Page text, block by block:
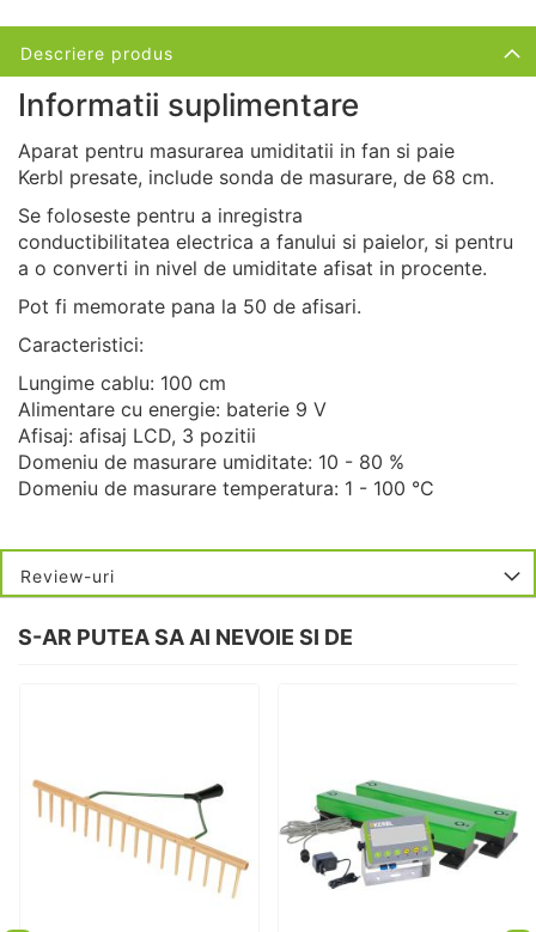
Descriere produs
Informatii suplimentare
Aparat pentru masurarea umiditatii in fan si paie
Kerbl presate, include sonda de masurare, de 68 cm.
Se foloseste pentru a inregistra
conductibilitatea electrica a fanului si paielor, si pentru
a o converti in nivel de umiditate afisat in procente.
Pot fi memorate pana la 50 de afisari.
Caracteristici:
Lungime cablu: 100 cm
Alimentare cu energie: baterie 9 V
Afisaj: afisaj LCD, 3 pozitii
Domeniu de masurare umiditate: 10 - 80 %
Domeniu de masurare temperatura: 1 - 100 °C
Review-uri
S-AR PUTEA SA AI NEVOIE SI DE